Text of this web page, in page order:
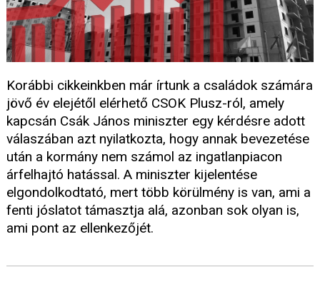
Korábbi cikkeinkben már írtunk a családok számára
jövő év elejétől elérhető CSOK Plusz-ról, amely
kapcsán Csák János miniszter egy kérdésre adott
válaszában azt nyilatkozta, hogy annak bevezetése
után a kormány nem számol az ingatlanpiacon
árfelhajtó hatással. A miniszter kijelentése
elgondolkodtató, mert több körülmény is van, ami a
fenti jóslatot támasztja alá, azonban sok olyan is,
ami pont az ellenkezőjét.